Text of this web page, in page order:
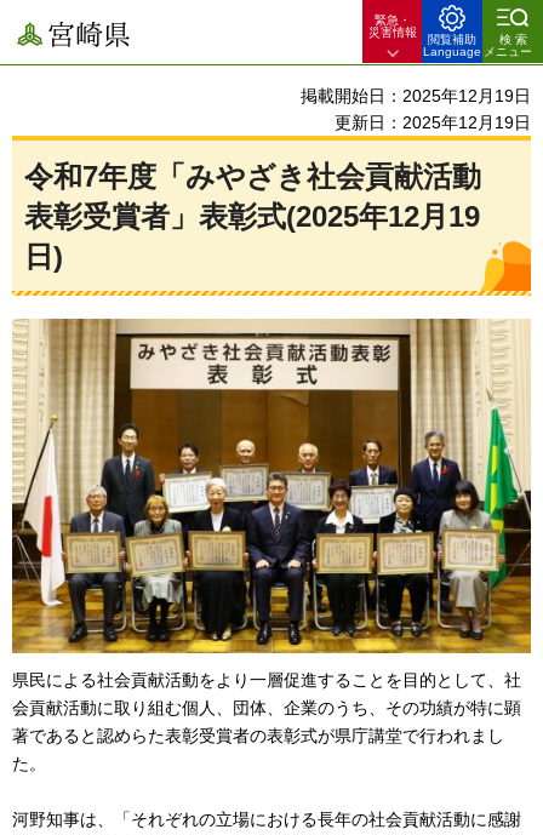
宮崎県
緊急・
災害情報
閲覧補助
Language
検索
メニュー
掲載開始日：2025年12月19日
更新日：2025年12月19日
令和7年度「みやざき社会貢献活動
表彰受賞者」表彰式(2025年12月19
日)
県民による社会貢献活動をより一層促進することを目的として、社
会貢献活動に取り組む個人、団体、企業のうち、その功績が特に顕
著であると認めらた表彰受賞者の表彰式が県庁講堂で行われまし
た。
河野知事は、「それぞれの立場における長年の社会貢献活動に感謝